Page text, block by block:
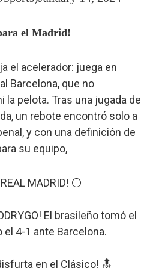
el Madrid!
el acelerador: juega en
Barcelona, que no
la pelota. Tras una jugada de
un rebote encontró solo a
y con una definición de
su equipo,
REAL MADRID! ⚪
El brasileño tomó el
el 4-1 ante Barcelona.
en el Clásico! 🔝